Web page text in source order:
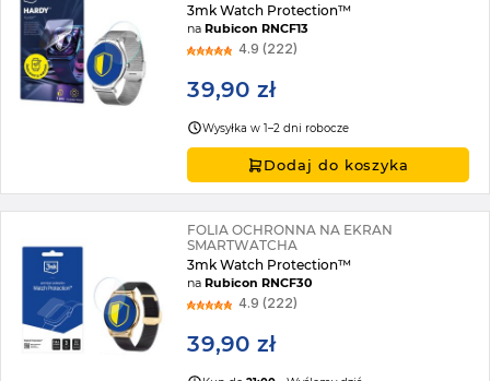
3mk Watch Protection™
naRubicon RNCF13
4.9 (222)
39,90 zł
Wysyłka w 1–2 dni robocze
Dodaj do koszyka
FOLIA OCHRONNA NA EKRAN
SMARTWATCHA
3mk Watch Protection™
naRubicon RNCF30
4.9 (222)
39,90 zł